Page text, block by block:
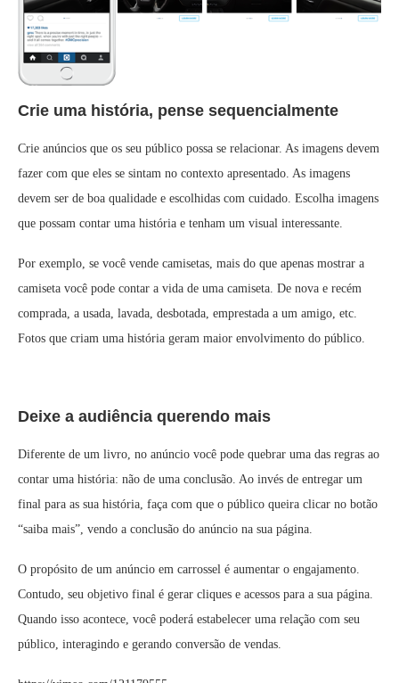
Crie uma história, pense sequencialmente
Crie anúncios que os seu público possa se relacionar. As imagens devem
fazer com que eles se sintam no contexto apresentado. As imagens
devem ser de boa qualidade e escolhidas com cuidado. Escolha imagens
que possam contar uma história e tenham um visual interessante.
Por exemplo, se você vende camisetas, mais do que apenas mostrar a
camiseta você pode contar a vida de uma camiseta. De nova e recém
comprada, a usada, lavada, desbotada, emprestada a um amigo, etc.
Fotos que criam uma história geram maior envolvimento do público.
Deixe a audiência querendo mais
Diferente de um livro, no anúncio você pode quebrar uma das regras ao
contar uma história: não de uma conclusão. Ao invés de entregar um
final para as sua história, faça com que o público queira clicar no botão
“saiba mais”, vendo a conclusão do anúncio na sua página.
O propósito de um anúncio em carrossel é aumentar o engajamento.
Contudo, seu objetivo final é gerar cliques e acessos para a sua página.
Quando isso acontece, você poderá estabelecer uma relação com seu
público, interagindo e gerando conversão de vendas.